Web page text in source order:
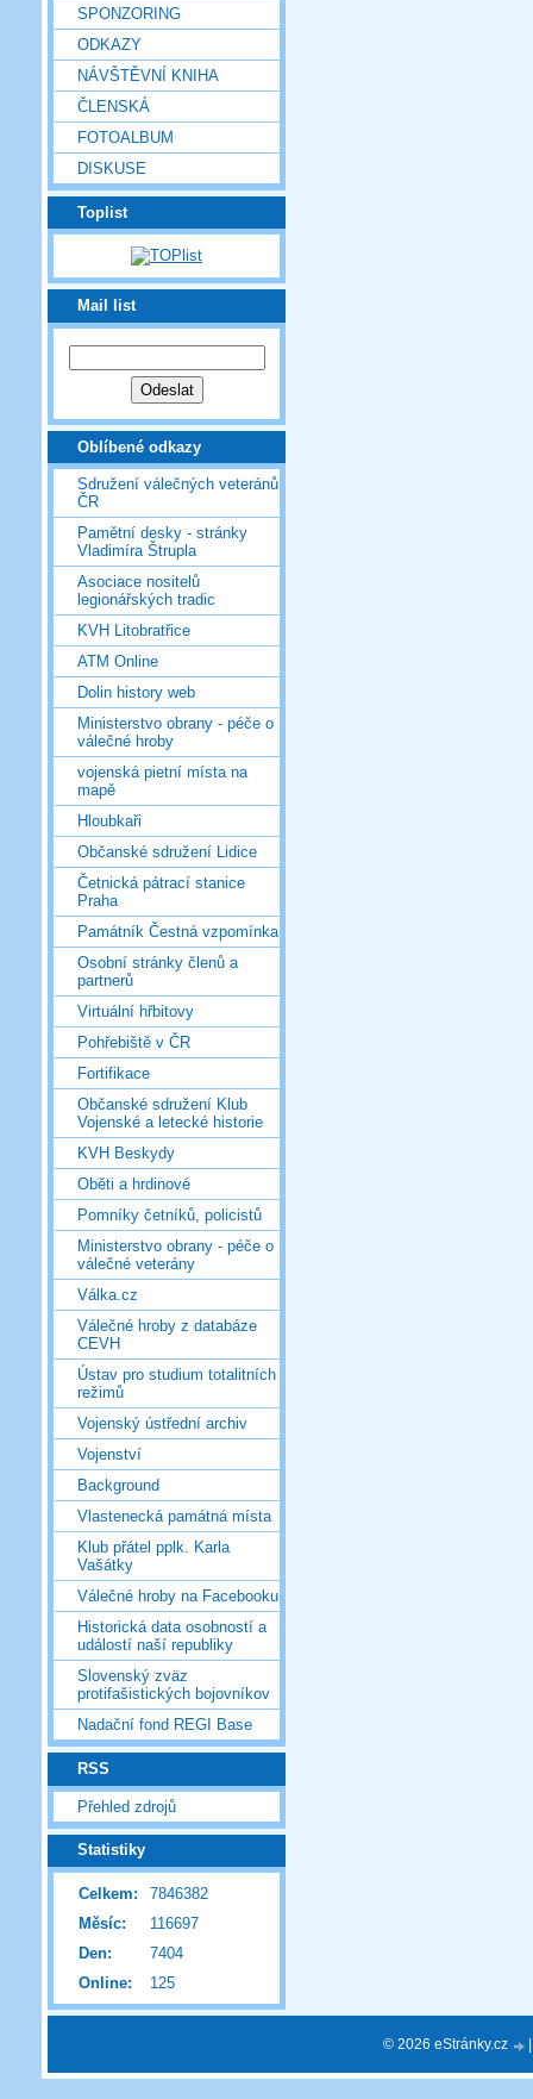
SPONZORING
ODKAZY
NÁVŠTĚVNÍ KNIHA
ČLENSKÁ
FOTOALBUM
DISKUSE
Toplist
Mail list
Oblíbené odkazy
Sdružení válečných veteránů
ČR
Pamětní desky - stránky
Vladimíra Štrupla
Asociace nositelů
legionářských tradic
KVH Litobratřice
ATM Online
Dolin history web
Ministerstvo obrany - péče o
válečné hroby
vojenská pietní místa na
mapě
Hloubkaři
Občanské sdružení Lidice
Četnická pátrací stanice
Praha
Památník Čestná vzpomínka
Osobní stránky členů a
partnerů
Virtuální hřbitovy
Pohřebiště v ČR
Fortifikace
Občanské sdružení Klub
Vojenské a letecké historie
KVH Beskydy
Oběti a hrdinové
Pomníky četníků, policistů
Ministerstvo obrany - péče o
válečné veterány
Válka.cz
Válečné hroby z databáze
CEVH
Ústav pro studium totalitních
režimů
Vojenský ústřední archiv
Vojenství
Background
Vlastenecká památná místa
Klub přátel pplk. Karla
Vašátky
Válečné hroby na Facebooku
Historická data osobností a
událostí naší republiky
Slovenský zväz
protifašistických bojovníkov
Nadační fond REGI Base
RSS
Přehled zdrojů
Statistiky
Online: 125
Celkem:
7846382
Měsíc:
116697
Den:
7404
© 2026 eStránky.cz